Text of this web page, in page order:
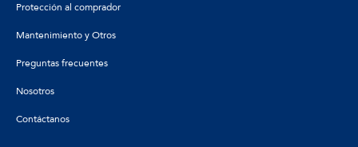
Protección al comprador
Mantenimiento y Otros
Preguntas frecuentes
Nosotros
Contáctanos